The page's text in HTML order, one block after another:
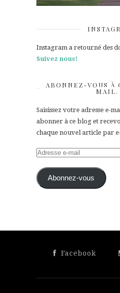
Instagram a retourné des
Suivez nous!
ABONNEZ-VOUS À
MAIL.
Saisissez votre adresse e-
abonner à ce blog et
chaque nouvel article par
Adresse
mail Abonnez-vous
Facebook